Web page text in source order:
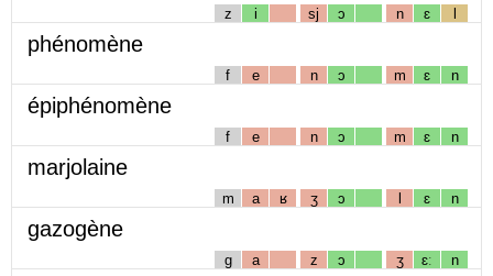
z i sj ɔ n ɛ l
phénomène
f e n ɔ m ɛ n
épiphénomène
f e n ɔ m ɛ n
marjolaine
m a ʁ ʒ ɔ l ɛ n
gazogène
g a z ɔ ʒ ɛː n